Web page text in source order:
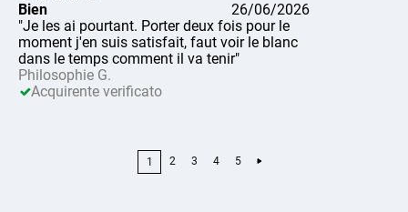
Bien
26/06/2026
"Je les ai pourtant. Porter deux fois pour le
moment j'en suis satisfait, faut voir le blanc
dans le temps comment il va tenir"
Philosophie G.
Acquirente verificato
1 2 3 4 5